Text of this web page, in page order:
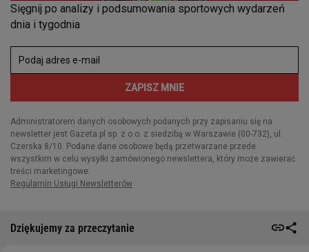
Dziękujemy za przeczytanie